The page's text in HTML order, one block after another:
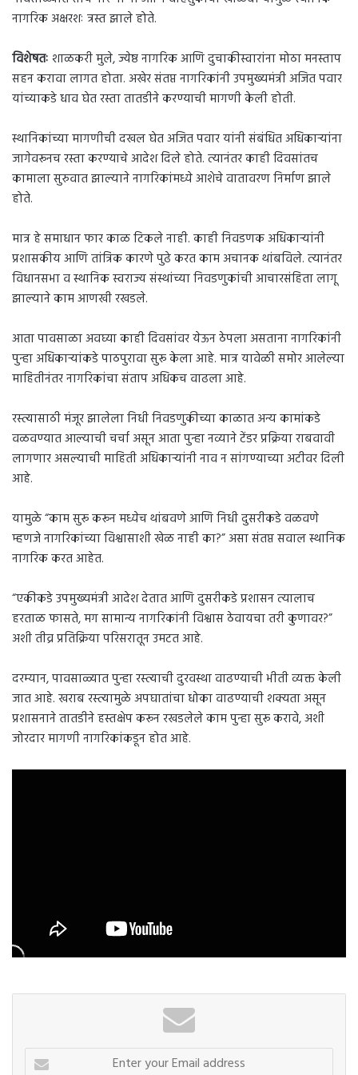
नागरिक अक्षरशः त्रस्त झाले होते.
विशेषतः शाळकरी मुले, ज्येष्ठ नागरिक आणि दुचाकीस्वारांना मोठा मनस्ताप
सहन करावा लागत होता. अखेर संतप्त नागरिकांनी उपमुख्यमंत्री अजित पवार
यांच्याकडे धाव घेत रस्ता तातडीने करण्याची मागणी केली होती.
स्थानिकांच्या मागणीची दखल घेत अजित पवार यांनी संबंधित अधिकाऱ्यांना
जागेवरूनच रस्ता करण्याचे आदेश दिले होते. त्यानंतर काही दिवसांतच
कामाला सुरुवात झाल्याने नागरिकांमध्ये आशेचे वातावरण निर्माण झाले
होते.
मात्र हे समाधान फार काळ टिकले नाही. काही निवडणक अधिकाऱ्यांनी
प्रशासकीय आणि तांत्रिक कारणे पुढे करत काम अचानक थांबविले. त्यानंतर
विधानसभा व स्थानिक स्वराज्य संस्थांच्या निवडणुकांची आचारसंहिता लागू
झाल्याने काम आणखी रखडले.
आता पावसाळा अवघ्या काही दिवसांवर येऊन ठेपला असताना नागरिकांनी
पुन्हा अधिकाऱ्यांकडे पाठपुरावा सुरू केला आहे. मात्र यावेळी समोर आलेल्या
माहितीनंतर नागरिकांचा संताप अधिकच वाढला आहे.
रस्त्यासाठी मंजूर झालेला निधी निवडणुकीच्या काळात अन्य कामांकडे
वळवण्यात आल्याची चर्चा असून आता पुन्हा नव्याने टेंडर प्रक्रिया राबवावी
लागणार असल्याची माहिती अधिकाऱ्यांनी नाव न सांगण्याच्या अटीवर दिली
आहे.
यामुळे “काम सुरू करून मध्येच थांबवणे आणि निधी दुसरीकडे वळवणे
म्हणजे नागरिकांच्या विश्वासाशी खेळ नाही का?” असा संतप्त सवाल स्थानिक
नागरिक करत आहेत.
“एकीकडे उपमुख्यमंत्री आदेश देतात आणि दुसरीकडे प्रशासन त्यालाच
हरताळ फासते, मग सामान्य नागरिकांनी विश्वास ठेवायचा तरी कुणावर?”
अशी तीव्र प्रतिक्रिया परिसरातून उमटत आहे.
दरम्यान, पावसाळ्यात पुन्हा रस्त्याची दुरवस्था वाढण्याची भीती व्यक्त केली
जात आहे. खराब रस्त्यामुळे अपघातांचा धोका वाढण्याची शक्यता असून
प्रशासनाने तातडीने हस्तक्षेप करून रखडलेले काम पुन्हा सुरू करावे, अशी
जोरदार मागणी नागरिकांकडून होत आहे.
Enter